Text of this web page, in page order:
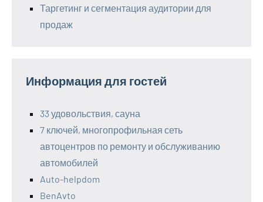
Таргетинг и сегментация аудитории для
продаж
Информация для гостей
33 удовольствия, сауна
7 ключей, многопрофильная сеть
автоцентров по ремонту и обслуживанию
автомобилей
Auto-helpdom
BenAvto